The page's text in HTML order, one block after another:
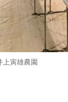
上寅雄農園